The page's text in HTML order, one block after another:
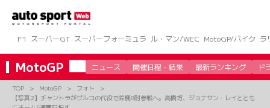
ツ
へ
ス
キ
F1 スーパーGT スーパーフォーミュラ ル・マン/WEC MotoGP/バイク ラ
MotoGP ニュース 開催日程・結果 最新ランキング ド
TOP MotoGP
フォト
【写真2】チャントラがザルコの代役で鈴鹿8耐参戦へ。高橋巧、ジョナサン・レイととも